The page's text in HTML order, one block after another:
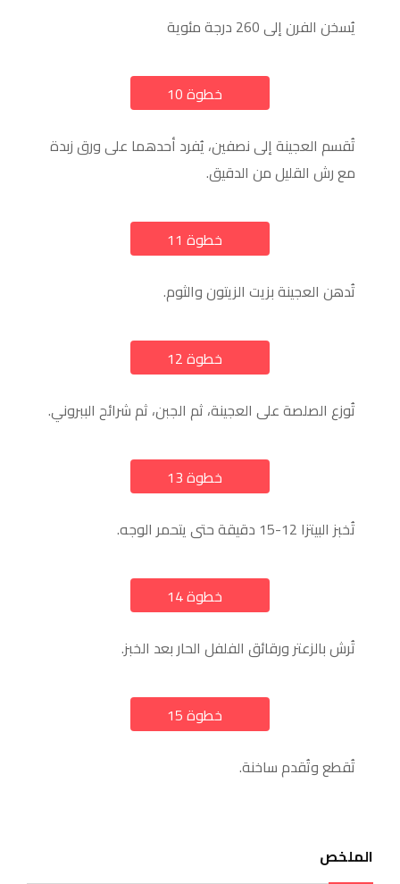
يُسخن الفرن إلى 260 درجة مئوية
خطوة 10
تُقسم العجينة إلى نصفين، يُفرد أحدهما على ورق زبدة
مع رش القليل من الدقيق.
خطوة 11
تُدهن العجينة بزيت الزيتون والثوم.
خطوة 12
تُوزع الصلصة على العجينة، ثم الجبن، ثم شرائح الببروني.
خطوة 13
تُخبز البيتزا 12-15 دقيقة حتى يتحمر الوجه.
خطوة 14
تُرش بالزعتر ورقائق الفلفل الحار بعد الخبز.
خطوة 15
تُقطع وتُقدم ساخنة.
الملخص